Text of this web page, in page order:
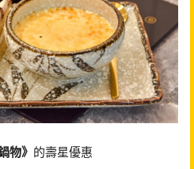
物》 的壽星優惠